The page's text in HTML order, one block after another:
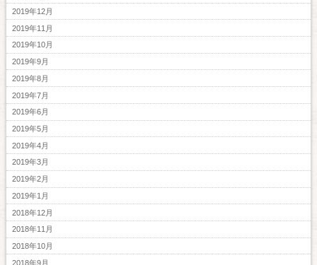
2019年12月
2019年11月
2019年10月
2019年9月
2019年8月
2019年7月
2019年6月
2019年5月
2019年4月
2019年3月
2019年2月
2019年1月
2018年12月
2018年11月
2018年10月
2018年9月